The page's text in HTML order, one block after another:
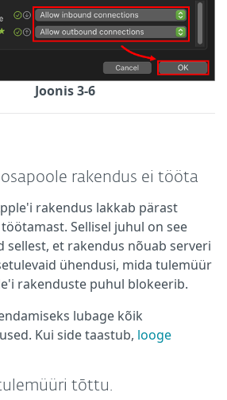
Joonis 3-6
rakendus ei tööta
rakendus lakkab pärast
Sellisel juhul on see
et rakendus nõuab serveri
ühendusi, mida tulemüür
rakenduste puhul blokeerib.
lubage kõik
Kui side taastub, looge
tõttu.